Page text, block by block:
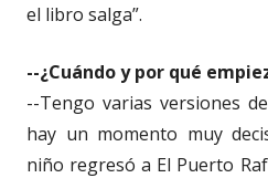
el libro salga”.
--¿Cuándo y por qué
--Tengo varias versiones
hay un momento muy
niño regresó a El Puerto